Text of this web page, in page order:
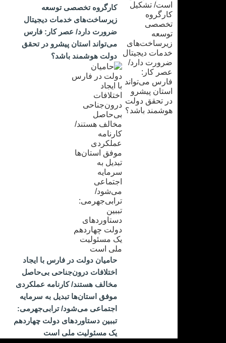
کارگروه تخصصی توسعه
زیرساخت‌های خدمات دیجیتال
ضرورت دارد/ عصر کار: فارس
می‌تواند استان پیشرو در تحقق
دولت هوشمند باشد؟
حامیان دولت در فارس با ایجاد
اختلافات درون‌جناحی بی‌حاصل
مخالف هستند/ کارنامه عملکردی
موفق استان‌ها تبدیل به سرمایه
اجتماعی می‌شود/ ترابی‌جهرمی:
تببین دستاوردهای دولت چهاردهم
یک مسئولیت ملی است